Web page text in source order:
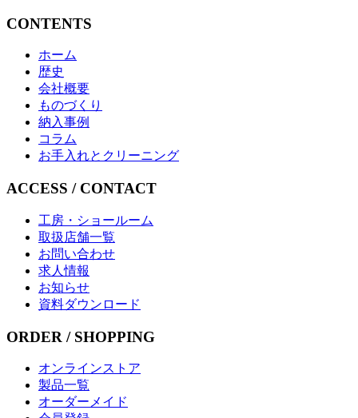
CONTENTS
ホーム
歴史
会社概要
ものづくり
納入事例
コラム
お手入れとクリーニング
ACCESS / CONTACT
工房・ショールーム
取扱店舗一覧
お問い合わせ
求人情報
お知らせ
資料ダウンロード
ORDER / SHOPPING
オンラインストア
製品一覧
オーダーメイド